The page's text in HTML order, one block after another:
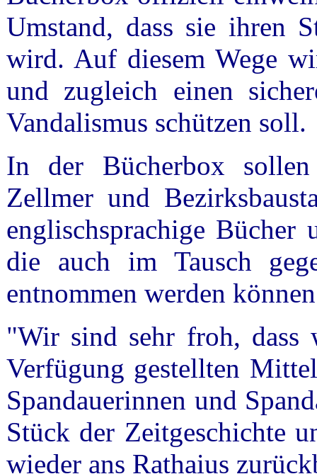
Umstand, dass sie ihren
wird. Auf diesem Wege
und zugleich einen
Vandalismus schützen soll.
In der Bücherbox
Zellmer und
englischsprachige Bücher
die auch im Tausch
entnommen werden
"Wir sind sehr froh,
Verfügung gestellten
Spandauerinnen und
Stück der Zeitgeschichte
wieder ans Rathaius